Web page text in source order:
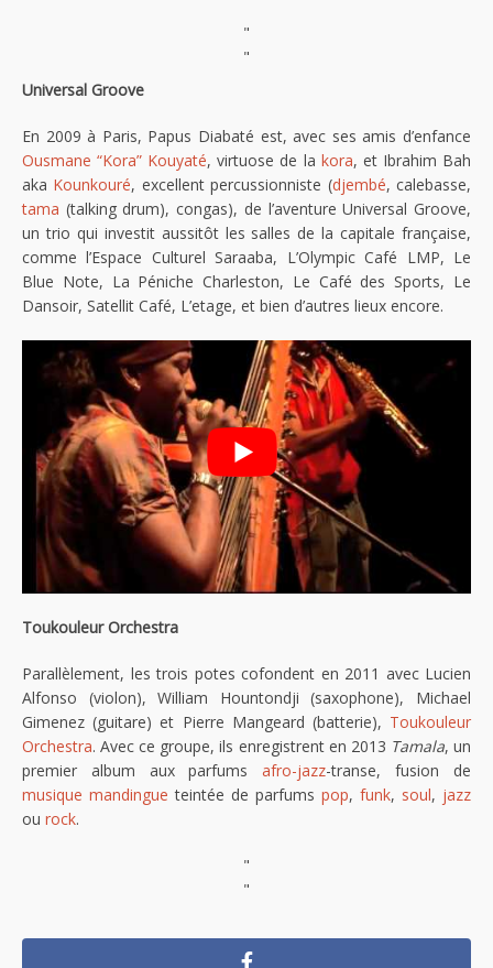
"
"
Universal Groove
En 2009 à Paris, Papus Diabaté est, avec ses amis d’enfance
Ousmane “Kora” Kouyaté, virtuose de la kora, et Ibrahim Bah
aka Kounkouré, excellent percussionniste (djembé, calebasse,
tama (talking drum), congas), de l’aventure Universal Groove,
un trio qui investit aussitôt les salles de la capitale française,
comme l’Espace Culturel Saraaba, L’Olympic Café LMP, Le
Blue Note, La Péniche Charleston, Le Café des Sports, Le
Dansoir, Satellit Café, L’etage, et bien d’autres lieux encore.
Toukouleur Orchestra
Parallèlement, les trois potes cofondent en 2011 avec Lucien
Alfonso (violon), William Hountondji (saxophone), Michael
Gimenez (guitare) et Pierre Mangeard (batterie), Toukouleur
Orchestra. Avec ce groupe, ils enregistrent en 2013 Tamala, un
premier album aux parfumsafro-jazz-transe, fusion de
musique mandingue teintée de parfums pop, funk, soul, jazz
ou rock.
"
"